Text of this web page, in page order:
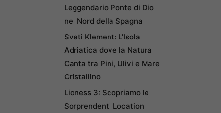
Leggendario Ponte di Dio
nel Nord della Spagna
Sveti Klement: L’Isola
Adriatica dove la Natura
Canta tra Pini, Ulivi e Mare
Cristallino
Lioness 3: Scopriamo le
Sorprendenti Location